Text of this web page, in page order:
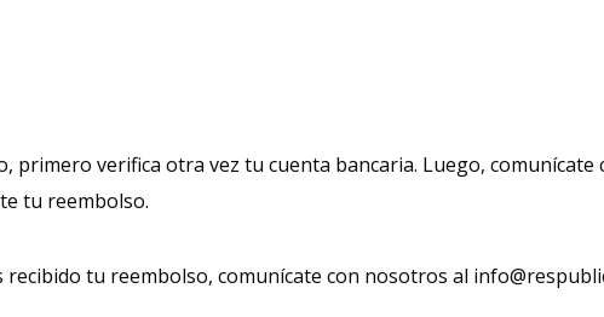
primero verifica otra vez tu cuenta bancaria. Luego,
tu reembolso.
tu reembolso, comunícate con nosotros al